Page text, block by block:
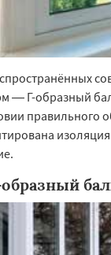
— Г-образный
правильного
изоляция